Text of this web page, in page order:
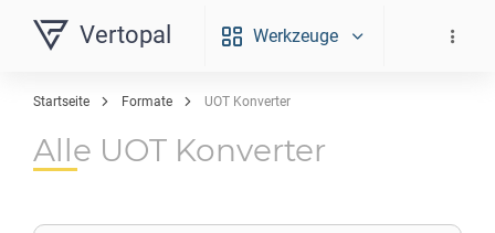
Vertopal Werkzeuge
Startseite Formate UOT Konverter
Alle UOT Konverter